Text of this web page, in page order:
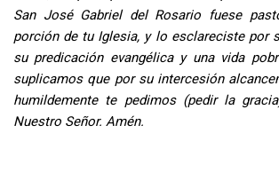
San José Gabriel del Rosario fuese
porción de tu Iglesia, y lo esclareciste por
su predicación evangélica y una vida
suplicamos que por su intercesión
humildemente te pedimos (pedir la
Nuestro Señor. Amén.